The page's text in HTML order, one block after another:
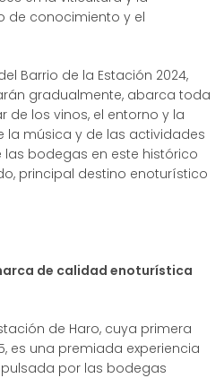
de conocimiento y el
Barrio de la Estación 2024,
gradualmente, abarca toda
de los vinos, el entorno y la
música y de las actividades
bodegas en este histórico
principal destino enoturístico
de calidad enoturística
de Haro, cuya primera
es una premiada experiencia
por las bodegas